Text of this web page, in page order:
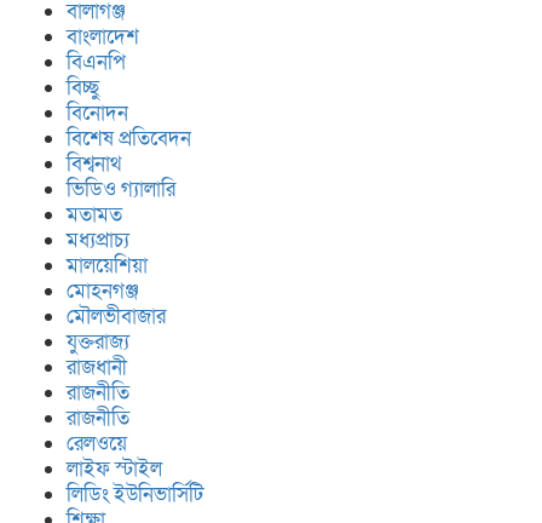
বালাগঞ্জ
বাংলাদেশ
বিএনপি
বিচ্ছু
বিনোদন
বিশেষ প্রতিবেদন
বিশ্বনাথ
ভিডিও গ্যালারি
মতামত
মধ্যপ্রাচ্য
মালয়েশিয়া
মোহনগঞ্জ
মৌলভীবাজার
যুক্তরাজ্য
রাজধানী
রাজনীতি
রাজনীতি
রেলওয়ে
লাইফ স্টাইল
লিডিং ইউনিভার্সিটি